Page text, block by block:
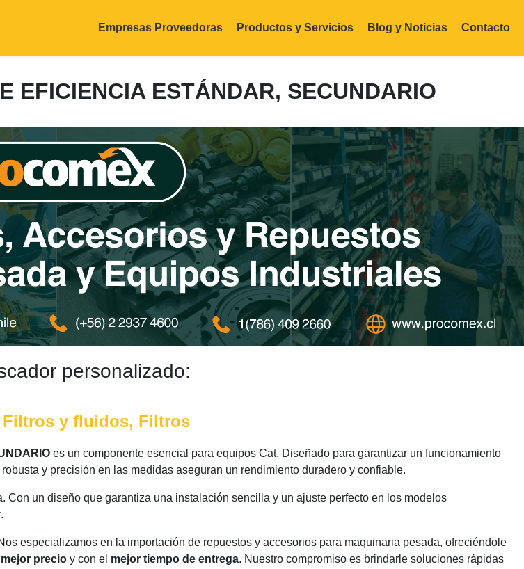
Empresas Proveedoras Productos y Servicios Blog y Noticias Contacto
EFICIENCIA ESTÁNDAR, SECUNDARIO
personalizado:
Filtros y fluidos, Filtros
es un componente esencial para equipos Cat. Diseñado para garantizar un funcionamiento
y precisión en las medidas aseguran un rendimiento duradero y confiable.
un diseño que garantiza una instalación sencilla y un ajuste perfecto en los modelos
especializamos en la importación de repuestos y accesorios para maquinaria pesada, ofreciéndole
mejor precio y con el mejor tiempo de entrega. Nuestro compromiso es brindarle soluciones rápidas